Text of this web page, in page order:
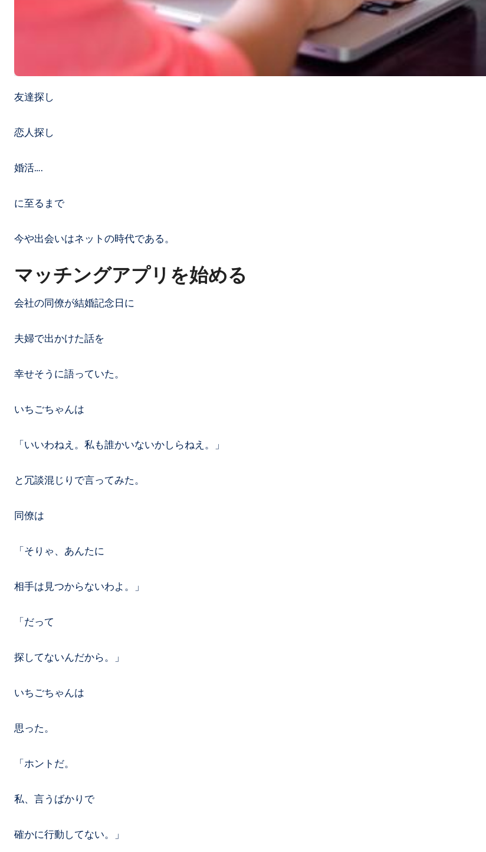
友達探し
恋人探し
婚活….
に至るまで
今や出会いはネットの時代である。
マッチングアプリを始める
会社の同僚が結婚記念日に
夫婦で出かけた話を
幸せそうに語っていた。
いちごちゃんは
「いいわねえ。私も誰かいないかしらねえ。」
と冗談混じりで言ってみた。
同僚は
「そりゃ、あんたに
相手は見つからないわよ。」
「だって
探してないんだから。」
いちごちゃんは
思った。
「ホントだ。
私、言うばかりで
確かに行動してない。」